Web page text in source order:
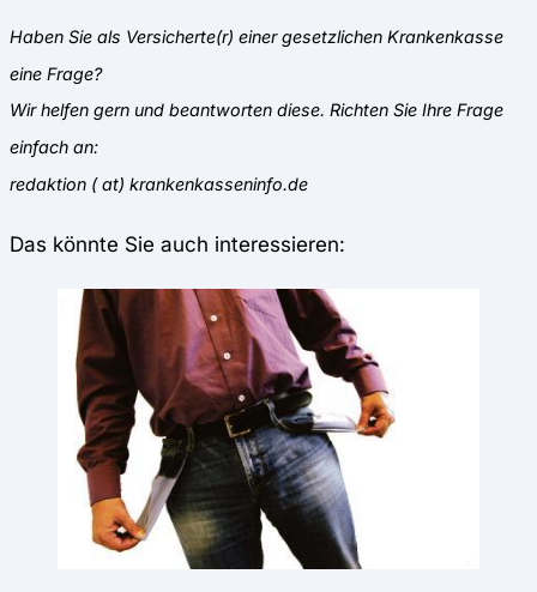
Haben Sie als Versicherte(r) einer gesetzlichen Krankenkasse
eine Frage?
Wir helfen gern und beantworten diese. Richten Sie Ihre Frage
einfach an:
redaktion ( at) krankenkasseninfo.de
Das könnte Sie auch interessieren: